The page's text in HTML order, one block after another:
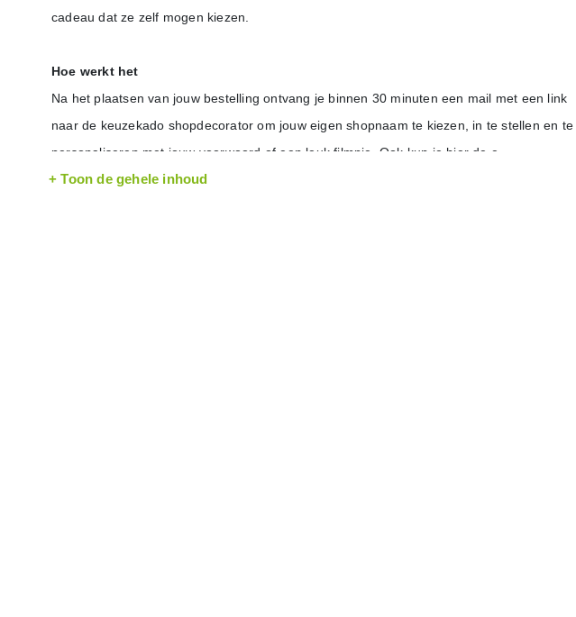
cadeau dat ze zelf mogen kiezen.
Hoe werkt het
Na het plaatsen van jouw bestelling ontvang je binnen 30 minuten een mail met een link
naar de keuzekado shopdecorator om jouw eigen shopnaam te kiezen, in te stellen en te
personaliseren met jouw voorwoord of een leuk filmpje. Ook kun je hier de e-
mailadressen van de ontvangers uploaden en jouw e-mailing instellen en personaliseren.
+ Toon de gehele inhoud